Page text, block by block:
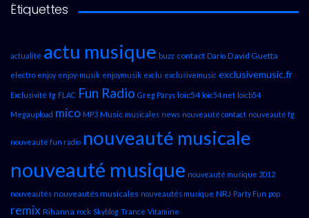
Étiquettes
actualité actu musique buzz contact Dario David Guetta
electro enjoy enjoy-musik enjoymusik exclu exclusivemusic exclusivemusic.fr
Exclusivité fg FLAC Fun Radio Greg Parys loic54 loic54.net loicb54
Megaupload mico MP3 Music musicales news nouveauté contact nouveauté fg
nouveauté fun radio nouveauté musicale
nouveauté musique nouveauté musique 2012
nouveautés nouveautés musicales nouveautés musique NRJ Party Fun pop
remix Rihanna rock Skyblog Trance Vitamine